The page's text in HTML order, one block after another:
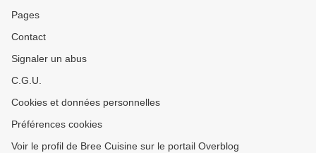
Pages
Contact
Signaler un abus
C.G.U.
Cookies et données personnelles
Préférences cookies
Voir le profil de Bree Cuisine sur le portail Overblog